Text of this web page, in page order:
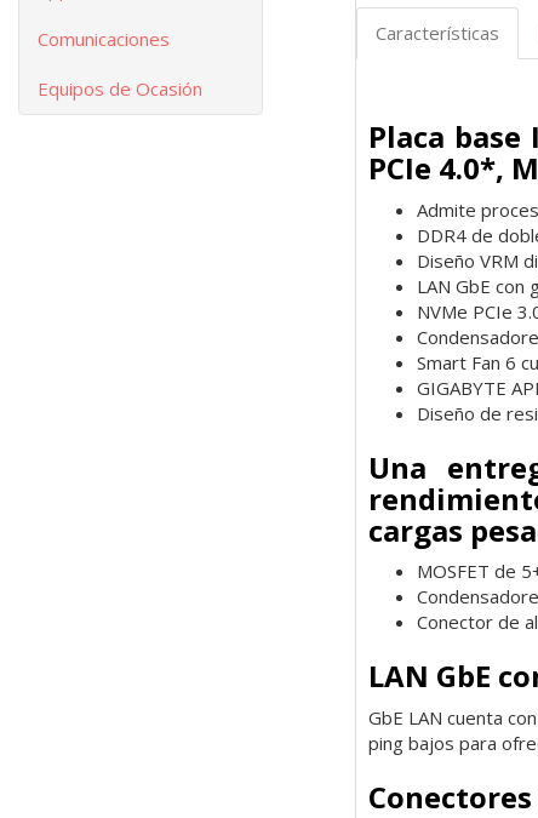
Comunicaciones
Equipos de Ocasión
Características
Placa
PCIe 4.0*,
Admite
DDR4 de
Diseño VRM
LAN GbE con
NVMe PCIe
Smart Fan 6
GIGABYTE
Diseño de
Una
cargas
MOSFET de
Conector de
LAN GbE
GbE LAN cuenta
ping bajos para